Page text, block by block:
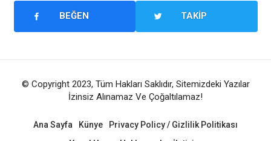
BEĞEN TAKIP
© Copyright 2023, Tüm Hakları Saklıdır, Sitemizdeki Yazılar
İzinsiz Alınamaz Ve Çoğaltılamaz!
Ana Sayfa Künye
Privacy Policy / Gizlilik Politikası